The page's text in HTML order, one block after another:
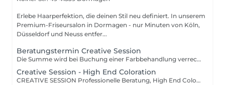
Erlebe Haarperfektion, die deinen Stil neu definiert. In unserem
Premium-Friseursalon in Dormagen - nur Minuten von Köln,
Düsseldorf und Neuss entfer...
Beratungstermin Creative Session
Die Summe wird bei Buchung einer Farbbehandlung verrechnet
Creative Session - High End Coloration
CREATIVE SESSION Professionelle Beratung, High End Coloration - z. B. Balayage, Babylights, Strähnen oder individuelle Farbverläufe, Shampuccino, Olalpex / Wellaplex, Premiumhaarpflege, Veredelung inkl. Calligraphy Cut, Augenkosmetik + Styling. PAKETPREIS: DER PREIS BERECHNET SICH AUSSCHLIEßLICH NACH AUFWAND UND ZEIT (95 € pro Stunde) Der Termin ist exklusiv für Dich reserviert. Es wird nicht parallel gearbeitet! Neukunden buchen bitte 4 Stunden ein - bei sehr dickem Haar oder Überlänge 4,5 Stunden. Abgerechnet wird am Ende nur der tatsächliche Zeitaufwand..